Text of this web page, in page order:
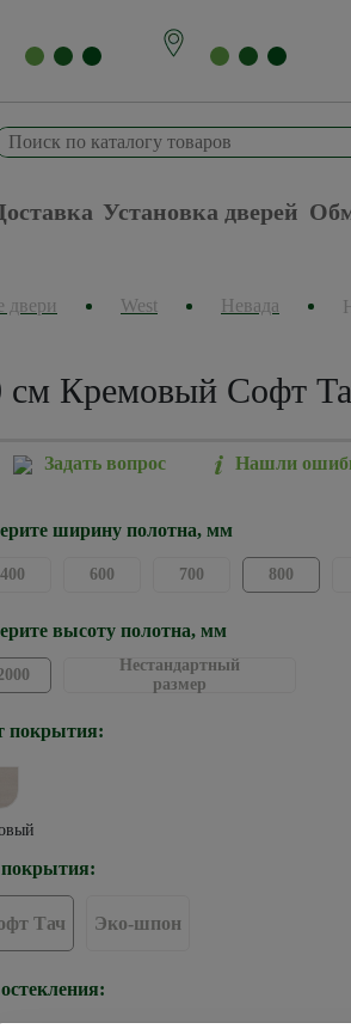
Установка дверей
двери West Невада
Кремовый Софт
Задать вопрос Нашли
ширину полотна, мм
400 600 700 800
высоту полотна, мм
Нестандартный
размер
покрытия:
Тач Эко-шпон